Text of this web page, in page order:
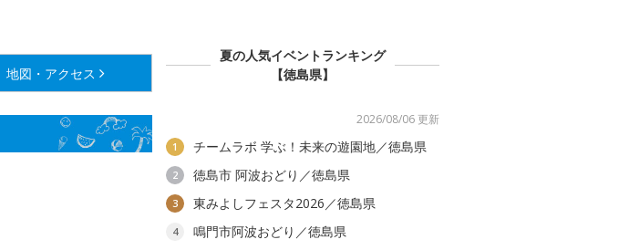
地図・アクセス
夏の人気イベントランキング
【徳島県】
2026/08/06 更新
1 チームラボ 学ぶ！未来の遊園地／徳島県
2 徳島市 阿波おどり／徳島県
3 東みよしフェスタ2026／徳島県
4 鳴門市阿波おどり／徳島県